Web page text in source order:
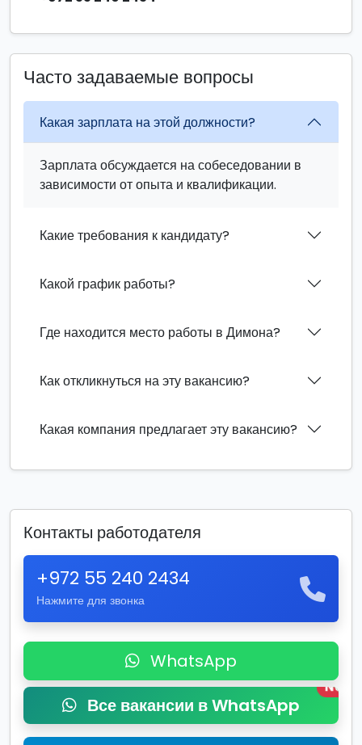
Часто задаваемые вопросы
Какая зарплата на этой должности?
Зарплата обсуждается на собеседовании в
зависимости от опыта и квалификации.
Какие требования к кандидату?
Какой график работы?
Где находится место работы в Димона?
Как откликнуться на эту вакансию?
Какая компания предлагает эту вакансию?
Контакты работодателя
+972 55 240 2434
Нажмите для звонка
WhatsApp
Все вакансии в WhatsApp
New